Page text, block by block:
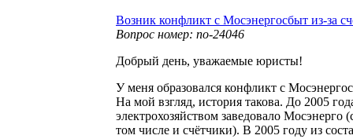
Возник конфликт с Мосэнергосбыт из-за
Вопрос номер: no-24046
Добрый день, уважаемые юристы!
У меня образовался конфликт с
На мой взгляд, история такова. До 2005
электрохозяйством заведовало Мосэнерго
том числе и счётчики). В 2005 году из